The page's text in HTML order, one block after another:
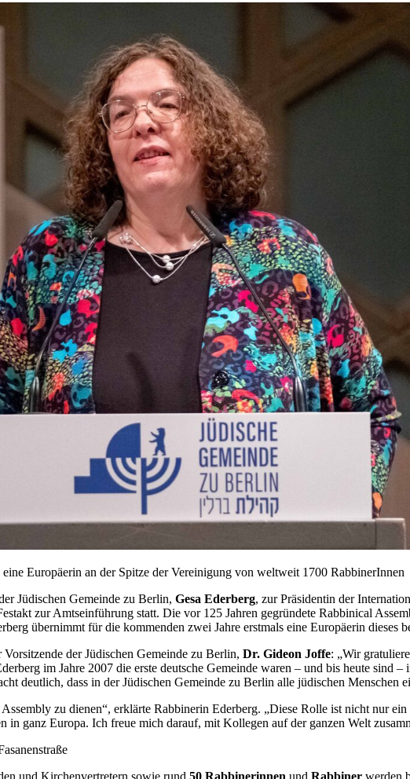
Europäerin an der Spitze der Vereinigung von weltweit 1700 RabbinerInnen
Jüdischen Gemeinde zu Berlin, Gesa Ederberg, zur Präsidentin der
zur Amtseinführung statt. Die vor 125 Jahren gegründete Rabbinical
übernimmt für die kommenden zwei Jahre erstmals eine Europäerin dieses
der Jüdischen Gemeinde zu Berlin, Dr. Gideon Joffe: „Wir
im Jahre 2007 die erste deutsche Gemeinde waren – und bis heute sind
deutlich, dass in der Jüdischen Gemeinde zu Berlin alle jüdischen
zu dienen“, erklärte Rabbinerin Ederberg. „Diese Rolle ist nicht nur
in ganz Europa. Ich freue mich darauf, mit Kollegen auf der ganzen Welt
und Kirchenvertretern sowie rund 50 Rabbinerinnen und Rabbiner werden